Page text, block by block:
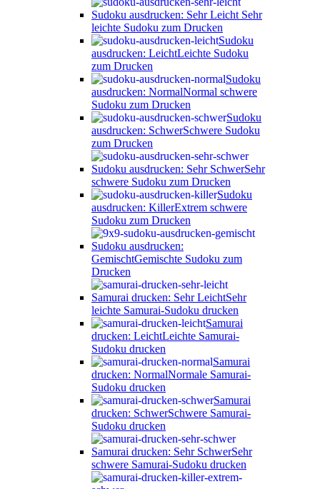
Sudoku ausdrucken: Sehr Leicht Sehr
leichte Sudoku zum Drucken
Sudoku
ausdrucken: LeichtLeichte Sudoku
zum Drucken
Sudoku
ausdrucken: NormalNormal schwere
Sudoku zum Drucken
Sudoku
ausdrucken: SchwerSchwere Sudoku
zum Drucken
Sudoku ausdrucken: Sehr SchwerSehr
schwere Sudoku zum Drucken
Sudoku
ausdrucken: KillerExtrem schwere
Sudoku zum Drucken
Sudoku ausdrucken:
GemischtGemischte Sudoku zum
Drucken
Samurai drucken: Sehr LeichtSehr
leichte Samurai-Sudoku drucken
Samurai
drucken: LeichtLeichte Samurai-
Sudoku drucken
Samurai
drucken: NormalNormale Samurai-
Sudoku drucken
Samurai
drucken: SchwerSchwere Samurai-
Sudoku drucken
Samurai drucken: Sehr SchwerSehr
schwere Samurai-Sudoku drucken